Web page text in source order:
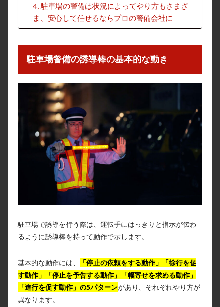
駐車場の警備は状況によってやり方もさまざ
ま、安心して任せるならプロの警備会社に
駐車場警備の誘導棒の基本的な動き
駐車場で誘導を行う際は、運転手にはっきりと指示が伝わ
るように誘導棒を持って動作で示します。
基本的な動作には、
「停止の依頼をする動作」「徐行を促
す動作」「停止を予告する動作」「幅寄せを求める動作」
「進行を促す動作」の5パターンがあり、それぞれやり方が
異なります。